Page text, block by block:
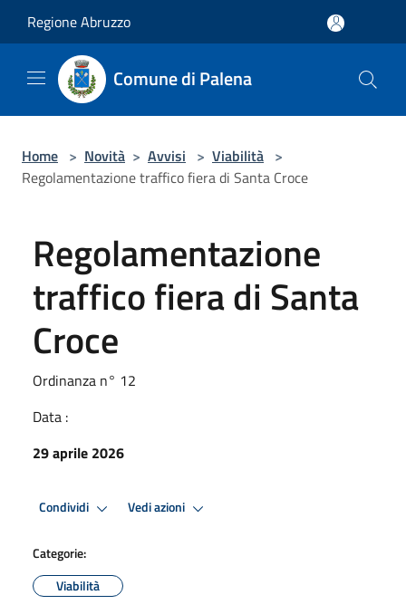
Regione Abruzzo
Comune di Palena
Home > Novità > Avvisi > Viabilità >
Regolamentazione traffico fiera di Santa Croce
Regolamentazione
traffico fiera di Santa
Croce
Ordinanza n° 12
Data :
29 aprile 2026
Condividi Vedi azioni
Categorie:
Viabilità